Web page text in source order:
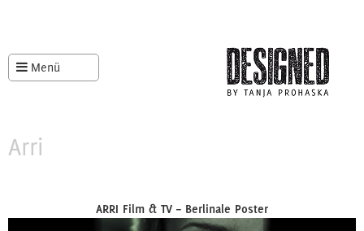
Menü
Arri
ARRI Film & TV – Berlinale Poster